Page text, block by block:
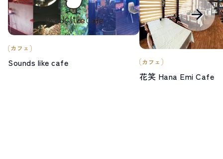
カフェ
Sounds like cafe カフェ
花笑 Hana Emi Cafe